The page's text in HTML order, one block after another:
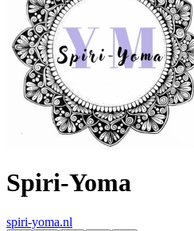
Spiri-Yoma
spiri-yoma.nl